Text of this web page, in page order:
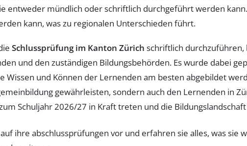
entweder mündlich oder schriftlich durchgeführt werden
kann, was zu regionalen Unterschieden führt.
Schlussprüfung im Kanton Zürich schriftlich durchzuführen,
und den zuständigen Bildungsbehörden. Es wurde dabei
Wissen und Können der Lernenden am besten abgebildet
gewährleisten, sondern auch den Lernenden in
Schuljahr 2026/27 in Kraft treten und die